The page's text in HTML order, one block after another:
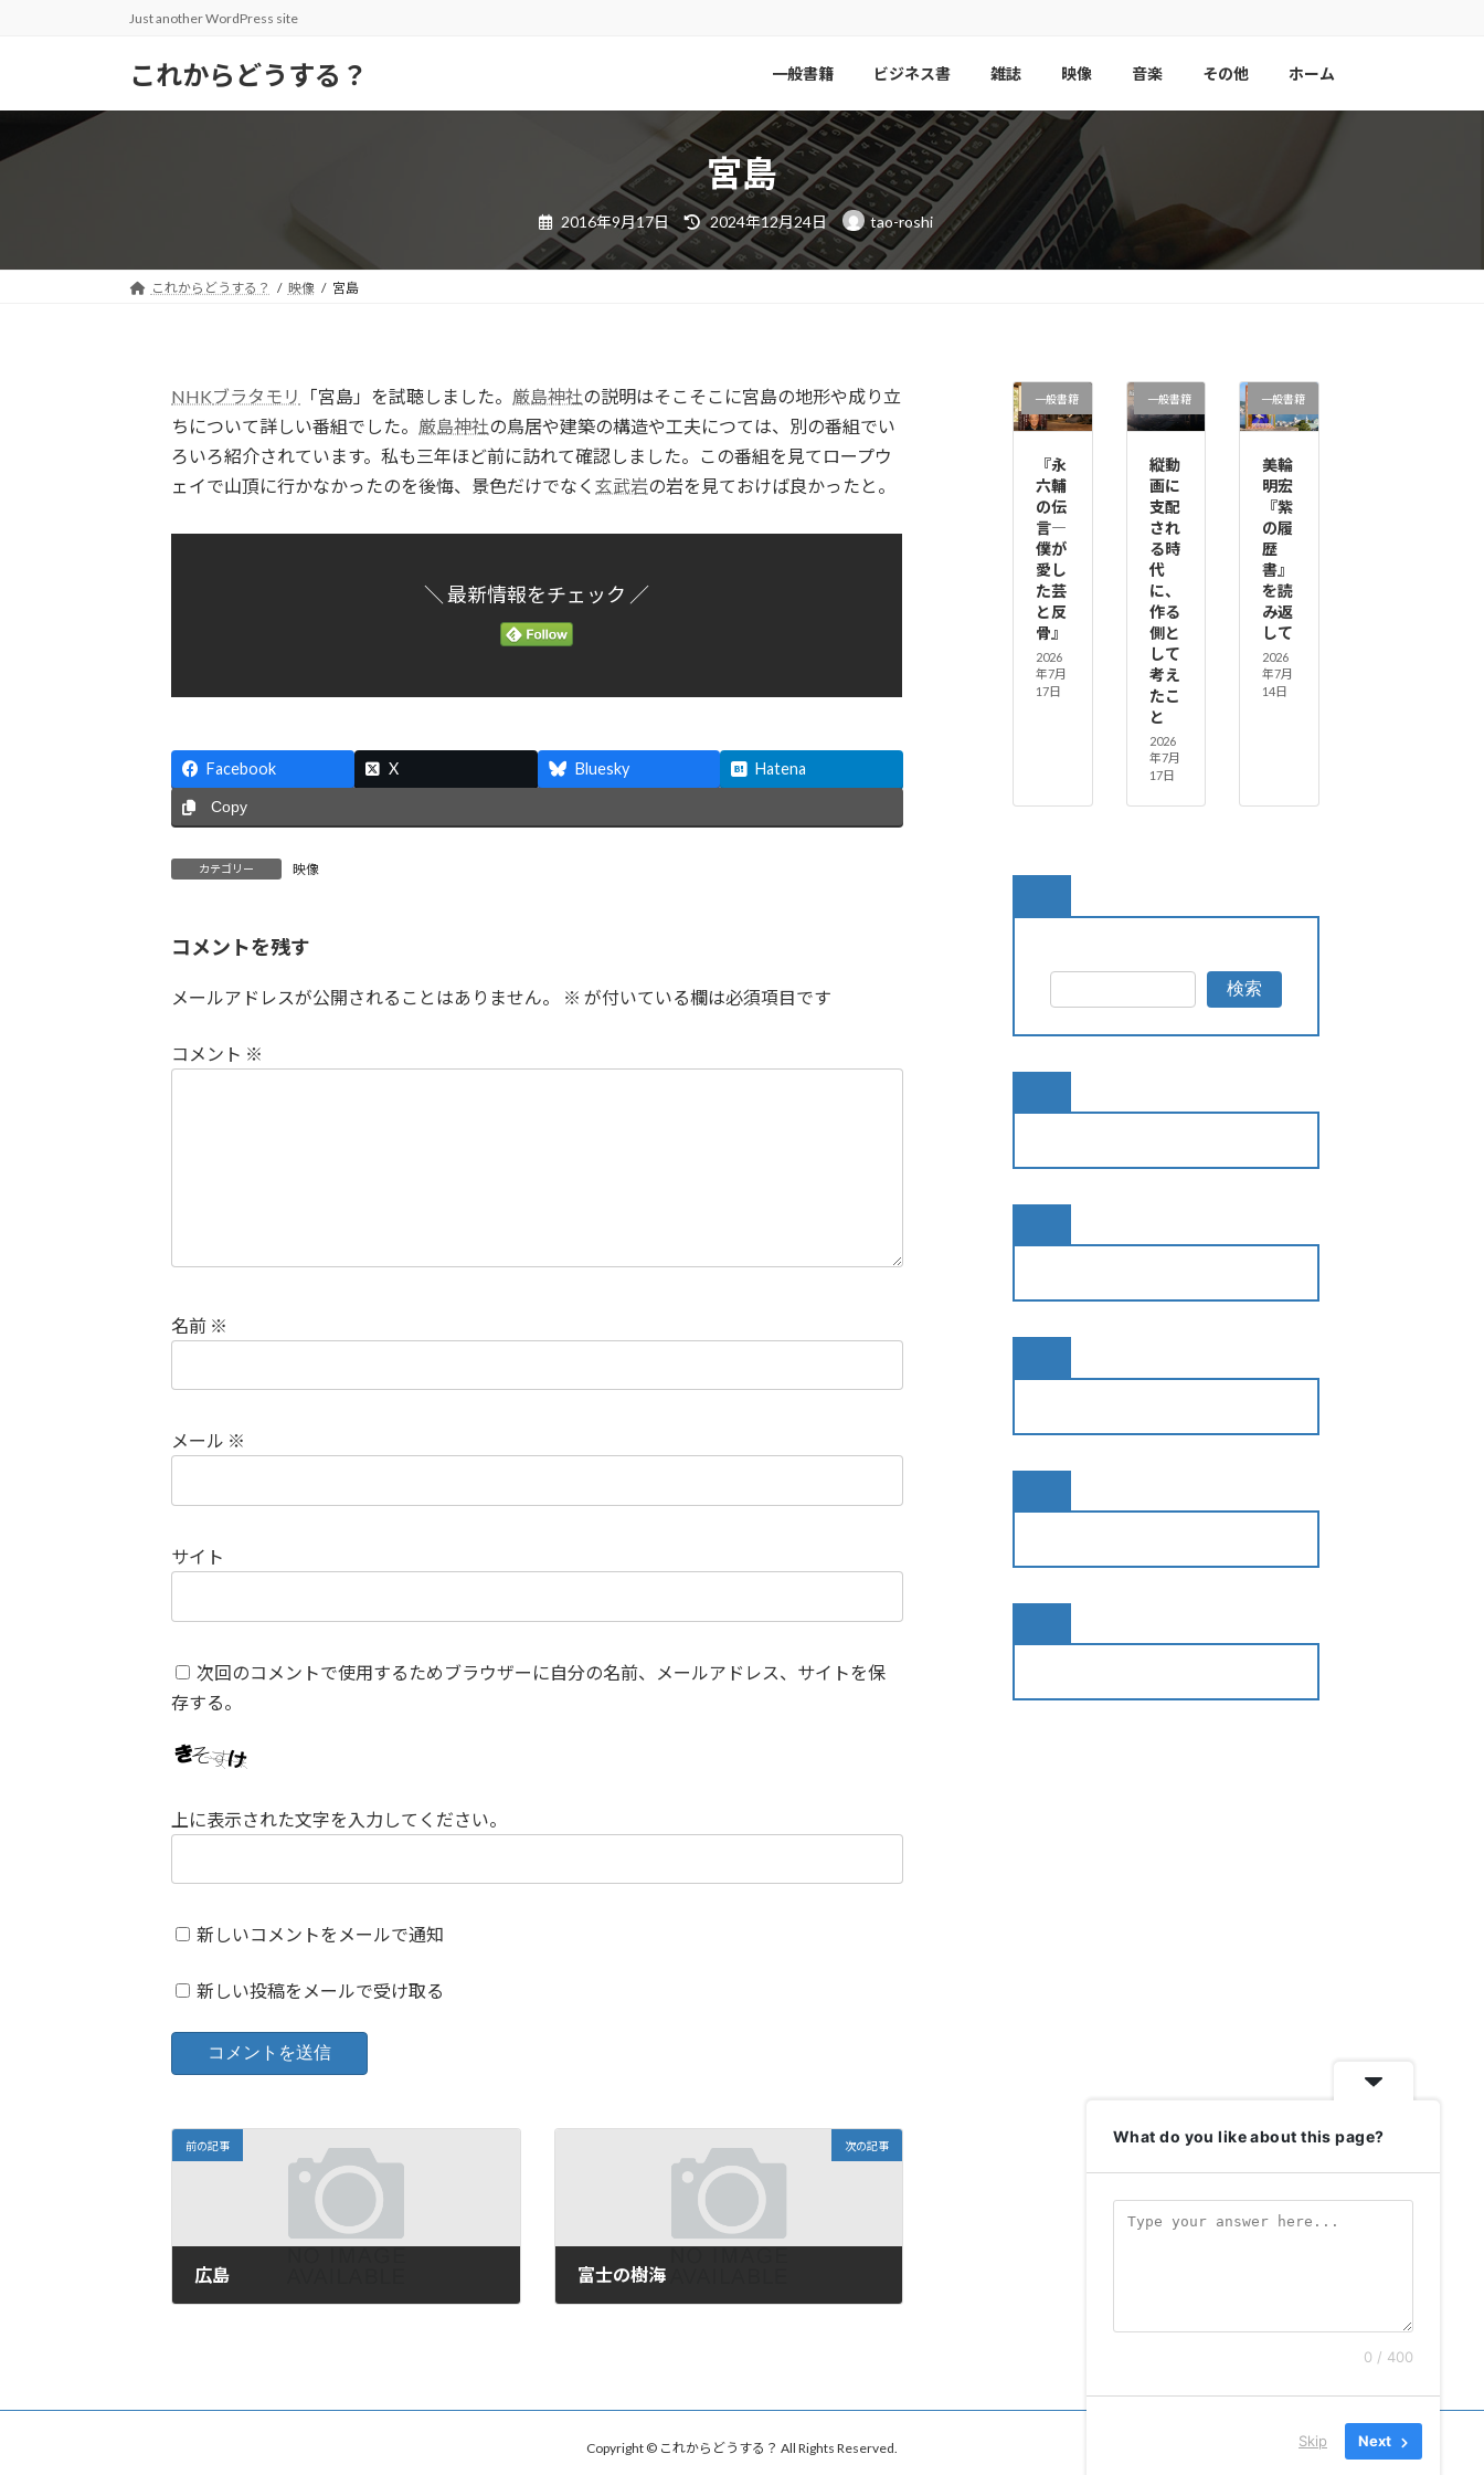
Just another WordPress site
これからどうする？ 一般書籍 ビジネス書 雑誌 映像 音楽 その他 ホーム
宮島
2016年9月17日
最
終
更
新
日
2024年12月24日 tao-roshi
これからどうする？ 映像 宮島
NHKブラタモリ 「宮島」を試聴しました。 厳島神社の説明はそこそこに宮島の地形や成り立
ちについて詳しい番組でした。 厳島神社の鳥居や建築の構造や工夫につては、別の番組でい
ろいろ紹介されています。私も三年ほど前に訪れて確認しました。この番組を見てロープウ
ェイで山頂に行かなかったのを後悔、景色だけでなく玄武岩の岩を見ておけば良かったと。
＼ 最新情報をチェック ／
Facebook X Bluesky Hatena
Copy
カテゴリー 映像
コメントを残す
メールアドレスが公開されることはありません。 ※ が付いている欄は必須項目です
コメント ※
名前 ※
メール ※
サイト
次回のコメントで使用するためブラウザーに自分の名前、メールアドレス、サイトを保
存する。
上に表示された文字を入力してください。
新しいコメントをメールで通知
新しい投稿をメールで受け取る
前の記事
広島
次の記事
富士の樹海
一般書籍
『永
六輔
の伝
言―
僕が
愛し
た芸
と反
骨』
2026
年7月
17日
一般書籍
縦動
画に
支配
され
る時
代
に、
作る
側と
して
考え
たこ
と
2026
年7月
17日
一般書籍
美輪
明宏
『紫
の履
歴
書』
を読
み返
して
2026
年7月
14日
検索
Copyright © これからどうする？ All Rights Reserved.
What do you like about this page?
0 / 400
Skip Next